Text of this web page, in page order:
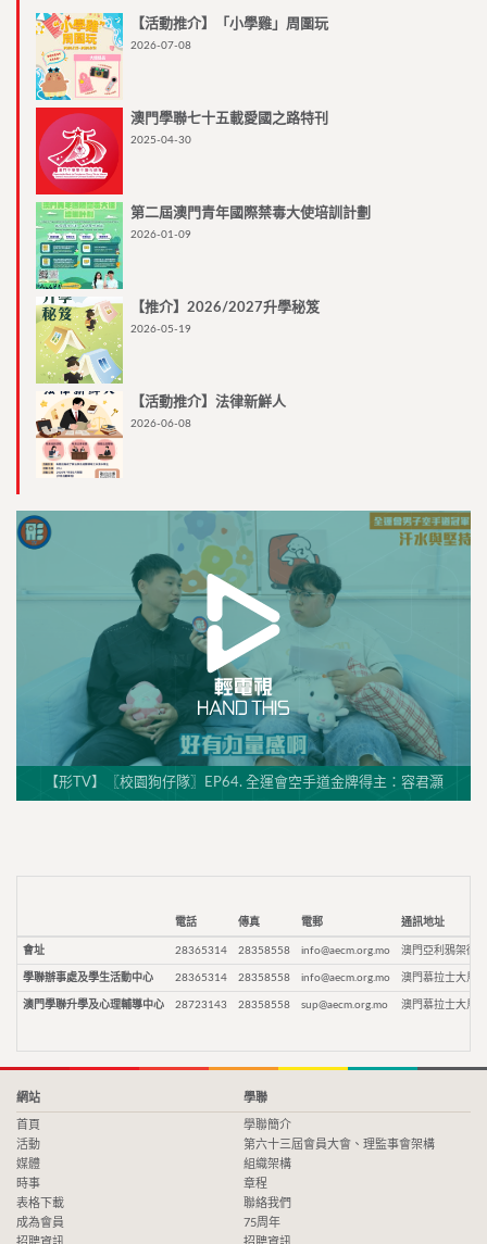
【活動推介】「小學雞」周圍玩
2026-07-08
澳門學聯七十五載愛國之路特刊
2025-04-30
第二屆澳門青年國際禁毒大使培訓計劃
2026-01-09
【推介】2026/2027升學秘笈
2026-05-19
【活動推介】法律新鮮人
2026-06-08
【形TV】〖校園狗仔隊〗EP64. 全運會空手道金牌得主：容君灝
電話 傳真 電郵 通訊地址
會址 28365314 28358558 info@aecm.org.mo 澳門亞利鴉架街9
學聯辦事處及學生活動中心 28365314 28358558 info@aecm.org.mo 澳門慕拉士大馬
澳門學聯升學及心理輔導中心 28723143 28358558 sup@aecm.org.mo 澳門慕拉士大馬
網站
首頁
活動
媒體
時事
表格下載
成為會員
學聯
學聯簡介
第六十三屆會員大會、理監事會架構
組織架構
章程
聯絡我們
75周年